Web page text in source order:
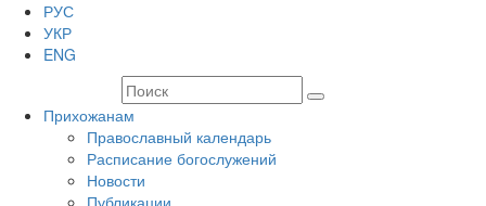
РУС
УКР
ENG
Прихожанам
Православный календарь
Расписание богослужений
Новости
Публикации